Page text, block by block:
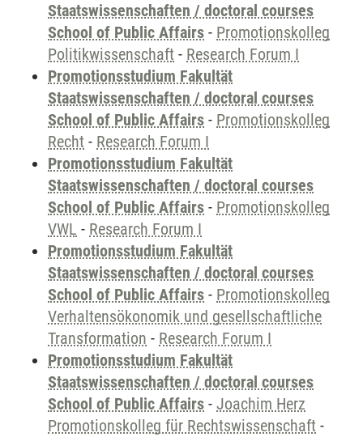
Staatswissenschaften / doctoral courses
School of Public Affairs - Promotionskolleg
Politikwissenschaft - Research Forum I
Promotionsstudium Fakultät
Staatswissenschaften / doctoral courses
School of Public Affairs - Promotionskolleg
Recht - Research Forum I
Promotionsstudium Fakultät
Staatswissenschaften / doctoral courses
School of Public Affairs - Promotionskolleg
VWL - Research Forum I
Promotionsstudium Fakultät
Staatswissenschaften / doctoral courses
School of Public Affairs - Promotionskolleg
Verhaltensökonomik und gesellschaftliche
Transformation - Research Forum I
Promotionsstudium Fakultät
Staatswissenschaften / doctoral courses
School of Public Affairs - Joachim Herz
Promotionskolleg für Rechtswissenschaft -